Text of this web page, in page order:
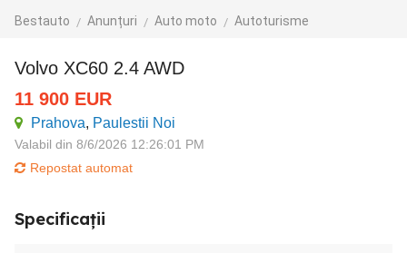
Bestauto Anunțuri Auto moto Autoturisme
Volvo XC60 2.4 AWD
11 900 EUR
Prahova, Paulestii Noi
Valabil din 8/6/2026 12:26:01 PM
Repostat automat
Specificații